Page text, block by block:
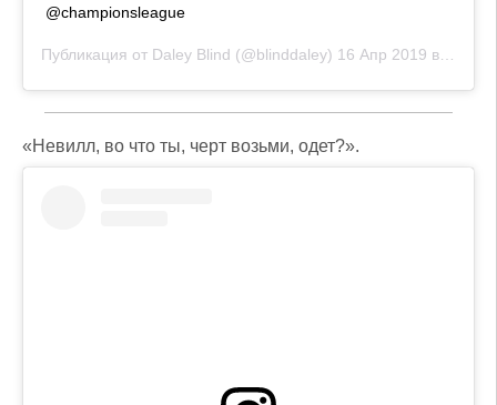
@championsleague
Публикация от Daley Blind (@blinddaley) 16 Апр 2019 в 2:28 PDT
«Невилл, во что ты, черт возьми, одет?».